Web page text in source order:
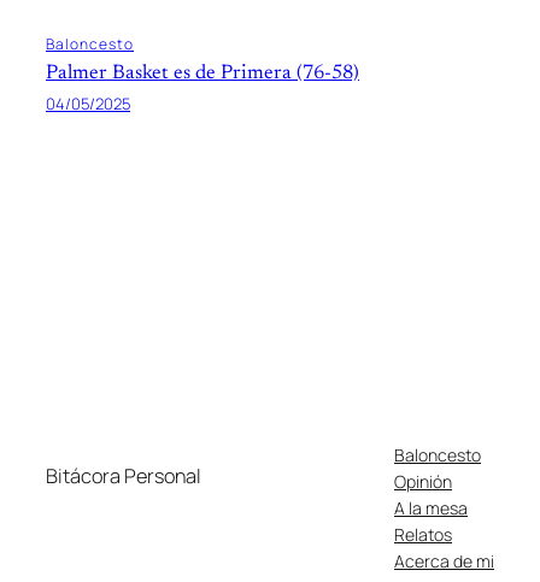
Baloncesto
Palmer Basket es de Primera (76-58)
04/05/2025
Bitácora Personal
Baloncesto
Opinión
A la mesa
Relatos
Acerca de mi